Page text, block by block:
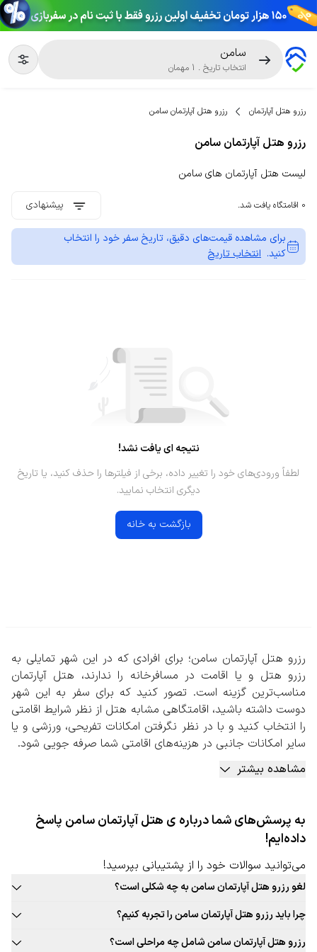
سامن
انتخاب تاریخ .
1 مهمان
رزرو هتل آپارتمان رزرو هتل آپارتمان سامن
رزرو هتل آپارتمان سامن
لیست هتل آپارتمان های سامن
0 اقامتگاه یافت شد. پیشنهادی
برای مشاهده قیمت‌های دقیق، تاریخ سفر خود را انتخاب
کنید. انتخاب تاریخ
نتیجه ای یافت نشد!
لطفاً ورودی‌های خود را تغییر داده، برخی از فیلترها را حذف کنید، یا تاریخ
دیگری انتخاب نمایید.
بازگشت به خانه
رزرو هتل آپارتمان سامن؛ برای افرادی که در این شهر تمایلی به
رزرو هتل و یا اقامت در مسافرخانه را ندارند، هتل آپارتمان
مناسب‌ترین گزینه است. تصور کنید که برای سفر به این شهر
دوست داشته باشید، اقامتگاهی مشابه هتل از نظر شرایط اقامتی
را انتخاب کنید و با در نظر نگرفتن امکانات تفریحی، ورزشی و یا
سایر امکانات جانبی در هزینه‌های اقامتی شما صرفه جویی شود.
با در نظر گرفتن تعداد روز حضور شما در این شهر و توع از
امکانات رفاهی محل اقامت، رزرو هتل آپارتمان گزینه‌ای مناسب
می‌دهند، اما طبیعی است که شرایط لوکس و مجللی مانند هتل
را در اختیار مسافرین قرار نمی‌دهند. رزرو هتل آپارتمان سامن
امروزه به یکی از روش‌های مقرون به صرفه اقامتی در این شهر
بدل شده است. اقامتی که مخصوصا برای سفرهایی خانوادگی و
سفر با تعداد نفرات بالا گزینه‌ای بهتر است.
رزرو هتل آپارتمان سامن به صورت آنلاین
با توجه به اهمیت هتل آپارتمان برای سفرهای گروهی، پیشنهاد
آن در سایت رزرواسیون سفربازی مراجعه کنید. در این صفحه
مشاهده بیشتر
به پرسش‌های شما درباره ی هتل آپارتمان سامن پاسخ
داده‌ایم!
می‌توانید سوالات خود را از پشتیبانی بپرسید!
لغو رزرو هتل آپارتمان سامن به چه شکلی است؟
قوانین لغو رزرو هتل آپارتمان این شهر به صورت ثابت برای تمامی هتل
آپارتمان قابل ارائه نیست. حتما در زمان رزرو هتل آپارتمان مورد نظر خود به
قوانین لغو توجه کنید.
چرا باید رزرو هتل آپارتمان سامن را تجربه کنیم؟
بافت سنتی و جذاب این شهر، غذاهای محلی و بومی جذاب، فرهنگ غنی،
رزرو هتل آپارتمان سامن شامل چه مراحلی است؟